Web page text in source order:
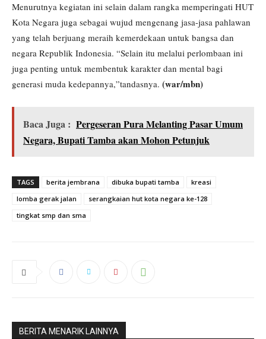
Menurutnya kegiatan ini selain dalam rangka memperingati HUT
Kota Negara juga sebagai wujud mengenang jasa-jasa pahlawan
yang telah berjuang meraih kemerdekaan untuk bangsa dan
negara Republik Indonesia. “Selain itu melalui perlombaan ini
juga penting untuk membentuk karakter dan mental bagi
generasi muda kedepannya,”tandasnya. (war/mbn)
Baca Juga : Pergeseran Pura Melanting Pasar Umum
Negara, Bupati Tamba akan Mohon Petunjuk
TAGS berita jembrana dibuka bupati tamba
kreasi
lomba gerak jalan
serangkaian hut kota negara ke-128
tingkat smp dan sma
BERITA MENARIK LAINNYA